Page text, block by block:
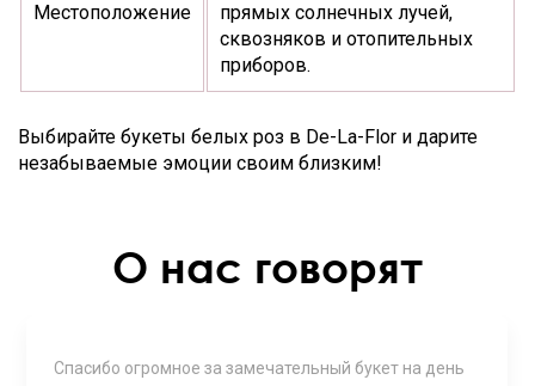
Местоположение
прямых солнечных лучей,
сквозняков и отопительных
приборов.
Выбирайте букеты белых роз в De-La-Flor и дарите
незабываемые эмоции своим близким!
О нас говорят
Спасибо огромное за замечательный букет на день